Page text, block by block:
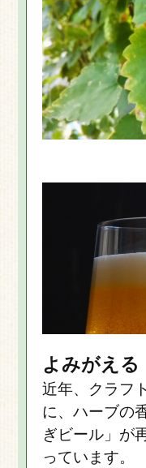
よみがえる
近年、クラフ
に、ハーブの
ぎビール」が
っています。